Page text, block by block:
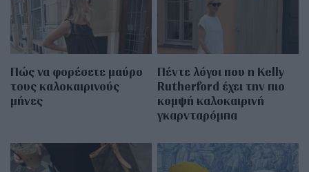
Πώς να φορέσετε μαύρο
τους καλοκαιρινούς
μήνες
Πέντε λόγοι που η Kelly
Rutherford έχει την πιο
κομψή καλοκαιρινή
γκαρνταρόμπα